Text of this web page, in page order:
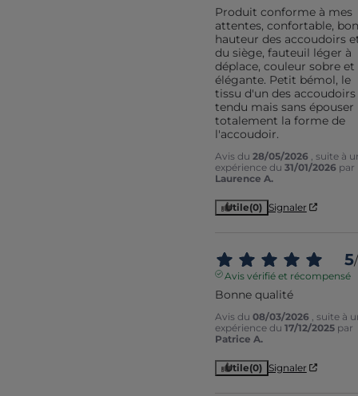
Produit conforme à mes
attentes, confortable,
hauteur des accoudoirs
du siège, fauteuil léger à
déplace, couleur sobre et
élégante. Petit bémol, le
tissu d'un des accoudoirs
tendu mais sans épouser
totalement la forme de
l'accoudoir.
Avis du 28/05/2026
, suite à
expérience du 31/01/2026 par
Laurence A.
Utile(0) Signaler
5/
Avis vérifié et récompensé
Bonne qualité
Avis du 08/03/2026
, suite à
expérience du 17/12/2025 par
Patrice A.
Utile(0) Signaler